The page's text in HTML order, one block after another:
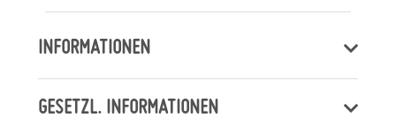
INFORMATIONEN
GESETZL. INFORMATIONEN